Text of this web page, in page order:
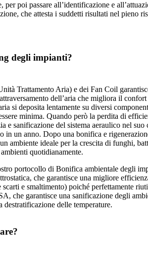
poi passare all’identificazione e
che attesta i suddetti risultati nel pieno
degli impianti?
Trattamento Aria) e dei Fan Coil
dell’aria che migliora il
si deposita lentamente su diversi
minima. Quando però la perdita di
sanificazione del sistema aeraulico nel
un anno. Dopo una bonifica e
ambiente ideale per la crescita di funghi,
quotidianamente.
portocollo di Bonifica ambientale degli
che garantisce una migliore
e smaltimento) poiché perfettamente
garantisce una sanificazione degli
delle temperature.